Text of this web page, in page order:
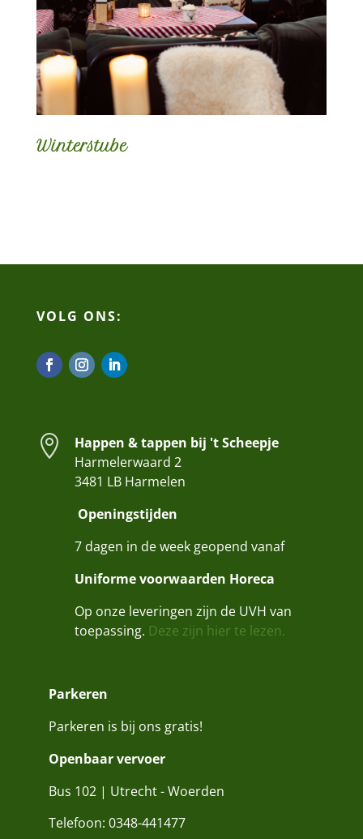
Winterstube
VOLG ONS:

Happen & tappen bij 't Scheepje
Harmelerwaard 2
3481 LB Harmelen
Openingstijden
7 dagen in de week geopend vanaf
Uniforme voorwaarden Horeca
Op onze leveringen zijn de UVH van
toepassing. Deze zijn hier te lezen.
Parkeren
Parkeren is bij ons gratis!
Openbaar vervoer
Bus 102 | Utrecht - Woerden
Telefoon: 0348-441477